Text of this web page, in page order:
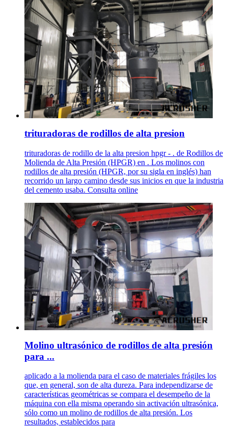
trituradoras de rodillos de alta presion
trituradoras de rodillo de la alta presion hpgr - . de Rodillos de
Molienda de Alta Presión (HPGR) en . Los molinos con
rodillos de alta presión (HPGR, por su sigla en inglés) han
recorrido un largo camino desde sus inicios en que la industria
del cemento usaba. Consulta online
Molino ultrasónico de rodillos de alta presión
para ...
aplicado a la molienda para el caso de materiales frágiles los
que, en general, son de alta dureza. Para independizarse de
características geométricas se compara el desempeño de la
máquina con ella misma operando sin activación ultrasónica,
sólo como un molino de rodillos de alta presión. Los
resultados, establecidos para